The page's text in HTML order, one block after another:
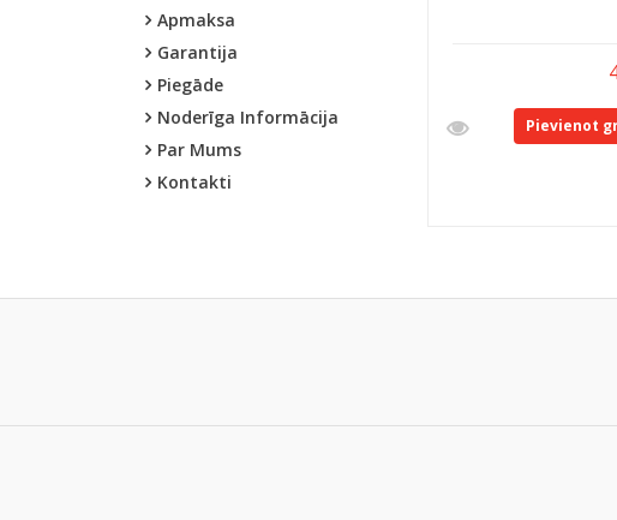
Apmaksa
Garantija
Piegāde
Noderīga Informācija
Par Mums
Kontakti
Pievienot